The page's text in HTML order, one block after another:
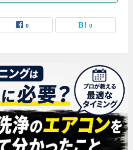
0 0